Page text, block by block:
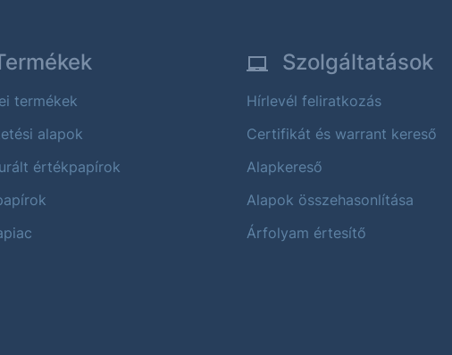
termékek
alapok
értékpapírok
Szolgáltatások
Hírlevél feliratkozás
Certifikát és warrant kereső
Alapkereső
Alapok összehasonlítása
Árfolyam értesítő